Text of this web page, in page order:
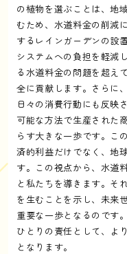
の植物を選ぶことは、地
むため、水道料金の削減
するレインガーデンの設
システムへの負担を軽減
る水道料金の問題を超え
全に貢献します。さらに
日々の消費行動にも反映
可能な方法で生産された
らす大きな一歩です。こ
済的利益だけでなく、地
す。この視点から、水道
と私たちを導きます。そ
を生むことを示し、未来
重要な一歩となるのです
ひとりの責任として、よ
となります。